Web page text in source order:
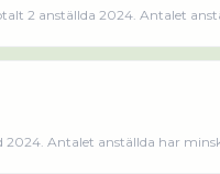
2 anställda 2024. Antalet
Antalet anställda har